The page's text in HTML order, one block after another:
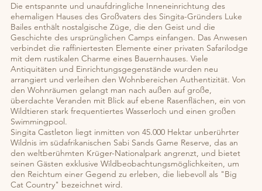
Die entspannte und unaufdringliche Inneneinrichtung des
ehemaligen Hauses des Großvaters des Singita-Gründers Luke
Bailes enthält nostalgische Züge, die den Geist und die
Geschichte des ursprünglichen Camps einfangen. Das Anwesen
verbindet die raffiniertesten Elemente einer privaten Safarilodge
mit dem rustikalen Charme eines Bauernhauses. Viele
Antiquitäten und Einrichtungsgegenstände wurden neu
arrangiert und verleihen den Wohnbereichen Authentizität. Von
den Wohnräumen gelangt man nach außen auf große,
überdachte Veranden mit Blick auf ebene Rasenflächen, ein von
Wildtieren stark frequentiertes Wasserloch und einen großen
Swimmingpool.
Singita Castleton liegt inmitten von 45.000 Hektar unberührter
Wildnis im südafrikanischen Sabi Sands Game Reserve, das an
den weltberühmten Krüger-Nationalpark angrenzt, und bietet
seinen Gästen exklusive Wildbeobachtungsmöglichkeiten, um
den Reichtum einer Gegend zu erleben, die liebevoll als "Big
Cat Country" bezeichnet wird.